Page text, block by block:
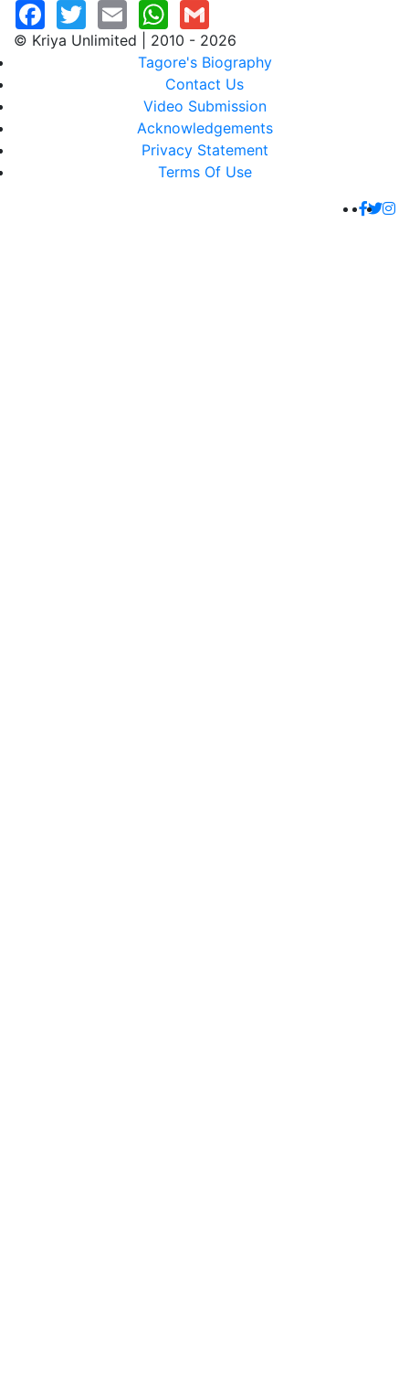
© Kriya Unlimited | 2010 - 2026
Tagore's Biography
Contact Us
Video Submission
Acknowledgements
Privacy Statement
Terms Of Use